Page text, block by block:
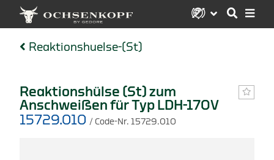
Reaktionshuelse-(St)
Reaktionshülse (St) zum
Anschweißen für Typ LDH-170V
15729.010 / Code-Nr. 15729.010